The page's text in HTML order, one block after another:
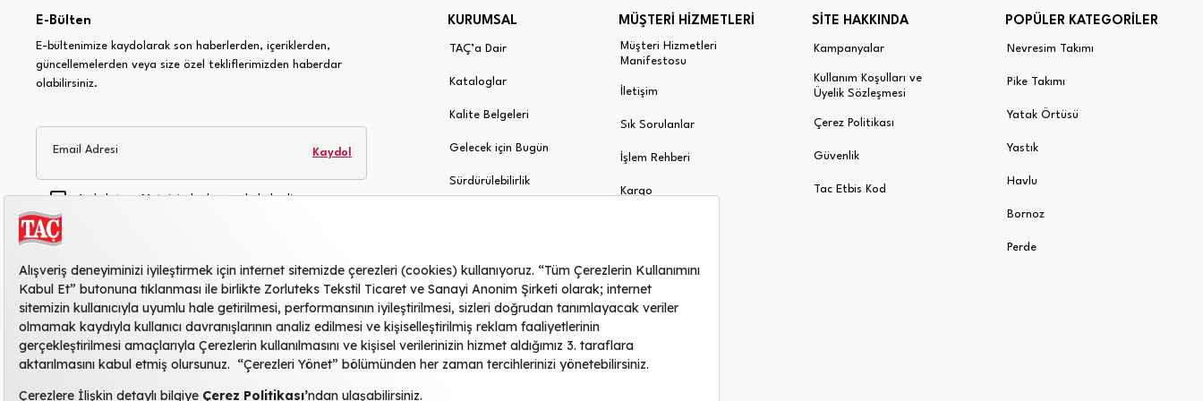
E-Bülten
E-bültenimize kaydolarak son haberlerden, içeriklerden,
güncellemelerden veya size özel tekliflerimizden haberdar
olabilirsiniz.
Email Adresi Kaydol
Aydınlatma Metnini okudum ve kabul ediyorum.
kampanya vb. konularda şahsıma ticari elektronik
ileti göndermesine, bilgilerimin bu amaçla
kullanılmasına, saklanmasına ve yurtdışı ve/veya
yurtiçi hizmet sağlayıcı üçüncü kişilerle paylaşılmasına
açık rıza veriyorum.
KURUMSAL
TAÇ’a Dair
Kataloglar
Kalite Belgeleri
Gelecek için Bugün
Sürdürülebilirlik
MÜŞTERİ HİZMETLERİ
Müşteri Hizmetleri
Manifestosu
İletişim
Sık Sorulanlar
İşlem Rehberi
Kargo
SİTE HAKKINDA
Kampanyalar
Kullanım Koşulları ve
Üyelik Sözleşmesi
Çerez Politikası
Güvenlik
Tac Etbis Kod
POPÜLER KATEGORİLER
Nevresim Takımı
Pike Takımı
Yatak Örtüsü
Yastık
Havlu
Bornoz
Perde